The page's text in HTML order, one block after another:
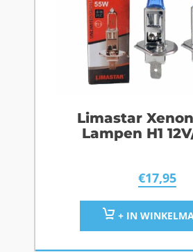
Limastar
Lampen H1
€17,95
+ IN